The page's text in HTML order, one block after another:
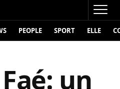
PEOPLE SPORT ELLE
un